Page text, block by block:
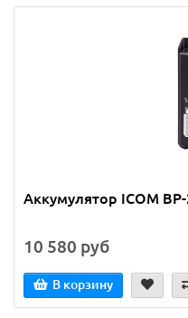
Аккумулятор ICOM
10 580 руб
В корзину